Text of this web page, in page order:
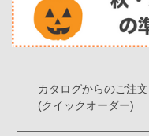
カタログからのご注文
(クイックオーダー)